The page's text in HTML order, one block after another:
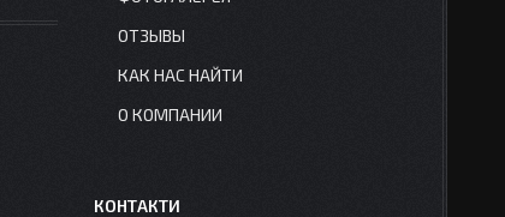
ОТЗЫВЫ
КАК НАС НАЙТИ
О КОМПАНИИ
КОНТАКТИ